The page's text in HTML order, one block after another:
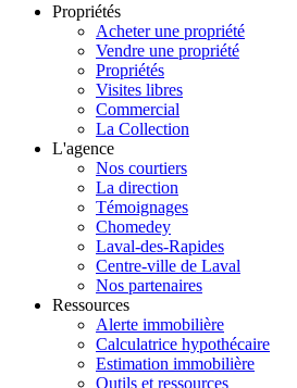
Propriétés
Acheter une propriété
Vendre une propriété
Propriétés
Visites libres
Commercial
La Collection
L'agence
Nos courtiers
La direction
Témoignages
Chomedey
Laval-des-Rapides
Centre-ville de Laval
Nos partenaires
Ressources
Alerte immobilière
Calculatrice hypothécaire
Estimation immobilière
Outils et ressources